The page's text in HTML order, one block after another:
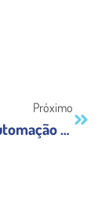
Próximo
Como A Automação De Processos Robóticos (RPA) Pode Alavancar Os Negócios?